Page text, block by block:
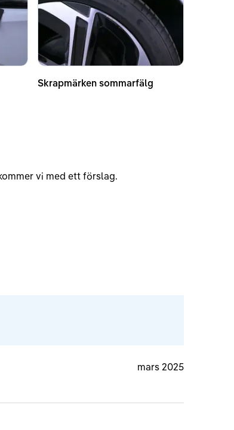
Skrapmärken sommarfälg
vi med ett förslag.
mars 2025